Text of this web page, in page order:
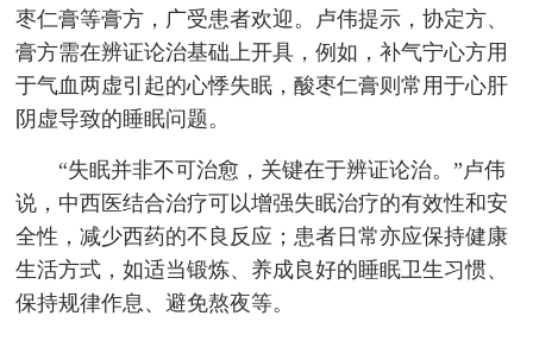
枣仁膏等膏方，广受患者欢迎。卢伟提示，协定方、
膏方需在辨证论治基础上开具，例如，补气宁心方用
于气血两虚引起的心悸失眠，酸枣仁膏则常用于心肝
阴虚导致的睡眠问题。
“失眠并非不可治愈，关键在于辨证论治。”卢伟
说，中西医结合治疗可以增强失眠治疗的有效性和安
全性，减少西药的不良反应；患者日常亦应保持健康
生活方式，如适当锻炼、养成良好的睡眠卫生习惯、
保持规律作息、避免熬夜等。